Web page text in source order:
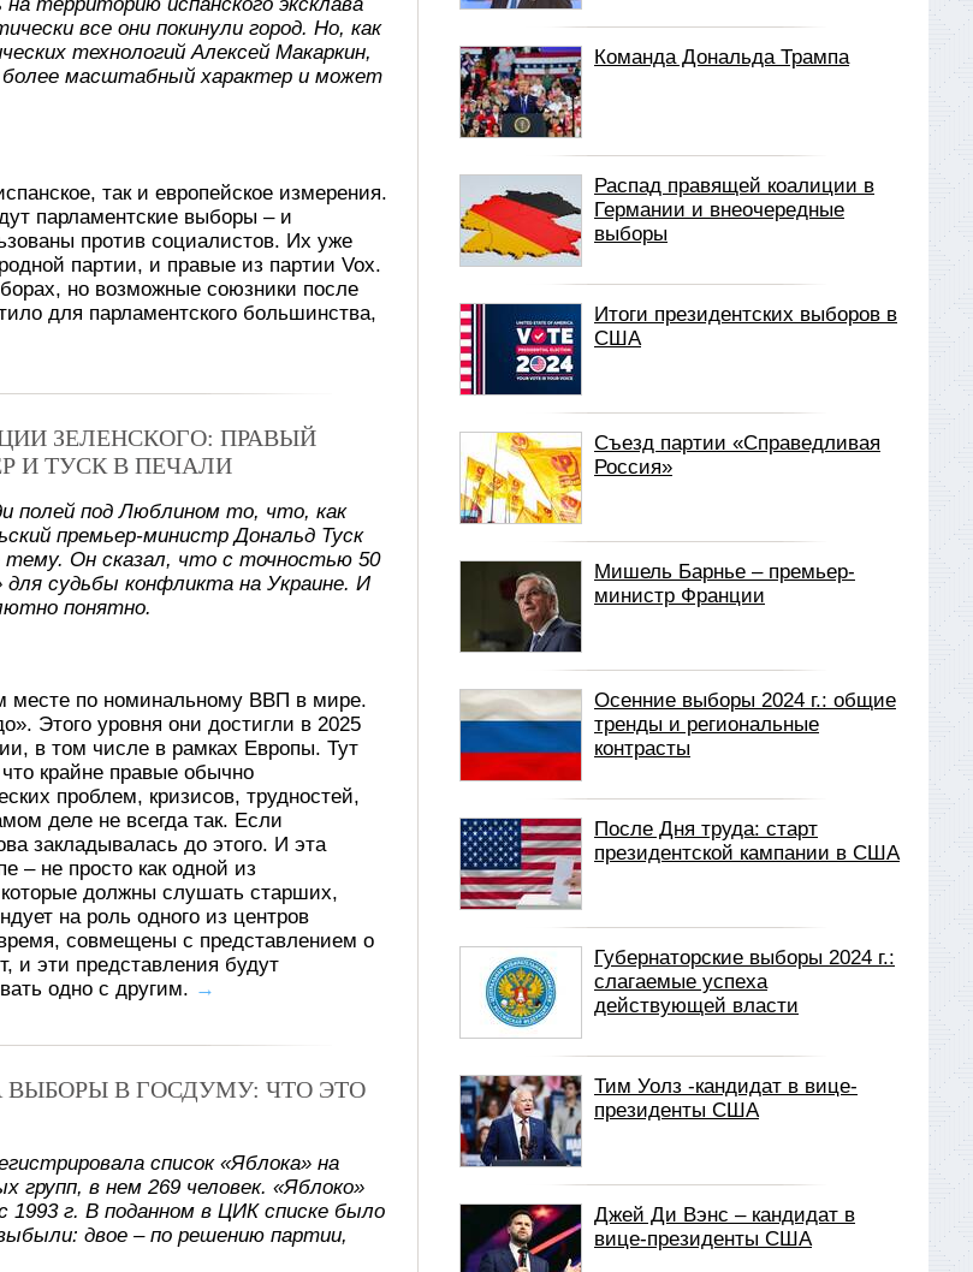
все они покинули город. Но, как
технологий Алексей Макаркин,
масштабный характер и может
так и европейское измерения.
парламентские выборы – и
против социалистов. Их уже
партии, и правые из партии Vox.
но возможные союзники после
для парламентского большинства,
ЗЕЛЕНСКОГО: ПРАВЫЙ
И ТУСК В ПЕЧАЛИ
полей под Люблином то, что, как
премьер-министр Дональд Туск
тему. Он сказал, что с точностью 50
судьбы конфликта на Украине. И
понятно.
месте по номинальному ВВП в мире.
Этого уровня они достигли в 2025
в том числе в рамках Европы. Тут
крайне правые обычно
проблем, кризисов, трудностей,
деле не всегда так. Если
закладывалась до этого. И эта
– не просто как одной из
должны слушать старших,
на роль одного из центров
совмещены с представлением о
и эти представления будут
одно с другим. →
В ГОСДУМУ: ЧТО ЭТО
список «Яблока» на
групп, в нем 269 человек. «Яблоко»
1993 г. В поданном в ЦИК списке было
двое – по решению партии,
Команда Дональда Трампа
Распад правящей коалиции в
Германии и внеочередные
выборы
Итоги президентских выборов в
США
Съезд партии «Справедливая
Россия»
Мишель Барнье – премьер-
министр Франции
Осенние выборы 2024 г.: общие
тренды и региональные
контрасты
После Дня труда: старт
президентской кампании в США
Губернаторские выборы 2024 г.:
слагаемые успеха
действующей власти
Тим Уолз -кандидат в вице-
президенты США
Джей Ди Вэнс – кандидат в
вице-президенты США